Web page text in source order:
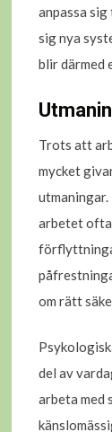
anpassa
sig nya
blir därmed
Trots att
mycket
utmaningar.
arbetet
om rätt
del av
arbeta med